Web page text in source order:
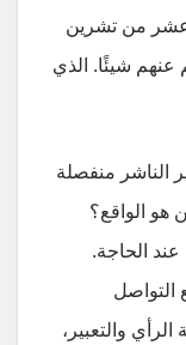
عشر من تشرين
يعلم عنهم شيئًا. الذي
الناشر منفصلة
هو الواقع؟
عند الحاجة.
التواصل
والتعبير،